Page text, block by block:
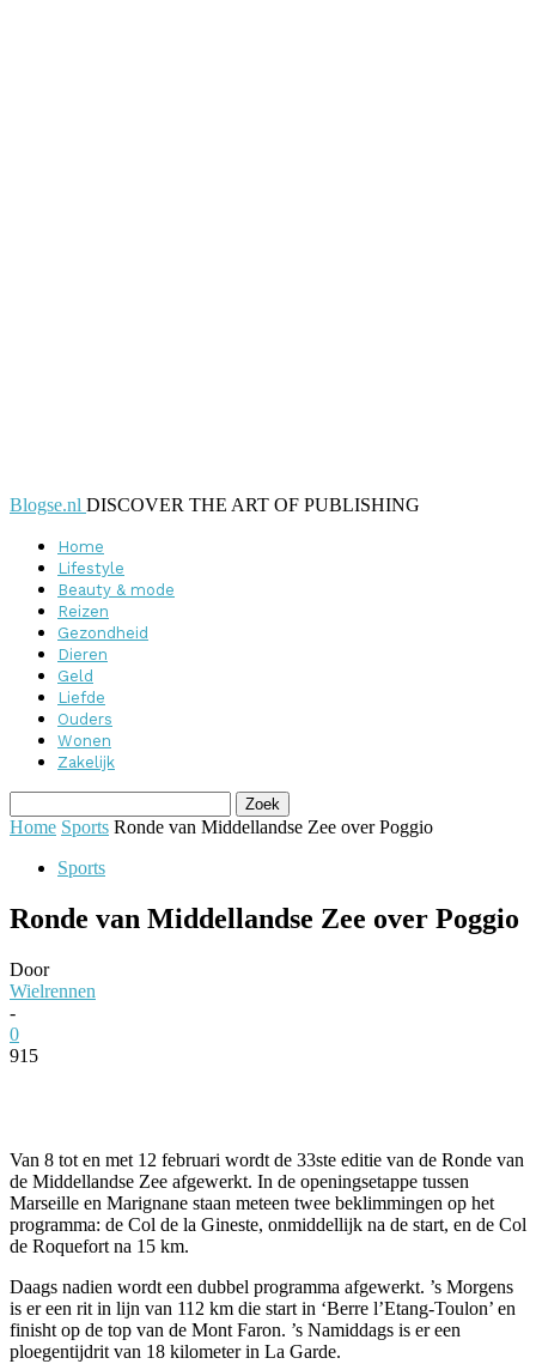
Blogse.nl DISCOVER THE ART OF PUBLISHING
Home
Lifestyle
Beauty & mode
Reizen
Gezondheid
Dieren
Geld
Liefde
Ouders
Wonen
Zakelijk
Home Sports Ronde van Middellandse Zee over Poggio
Sports
Ronde van Middellandse Zee over Poggio
Door
Wielrennen
-
0
915
Van 8 tot en met 12 februari wordt de 33ste editie van de Ronde van
de Middellandse Zee afgewerkt. In de openingsetappe tussen
Marseille en Marignane staan meteen twee beklimmingen op het
programma: de Col de la Gineste, onmiddellijk na de start, en de Col
de Roquefort na 15 km.
Daags nadien wordt een dubbel programma afgewerkt. ’s Morgens
is er een rit in lijn van 112 km die start in ‘Berre l’Etang-Toulon’ en
finisht op de top van de Mont Faron. ’s Namiddags is er een
ploegentijdrit van 18 kilometer in La Garde.